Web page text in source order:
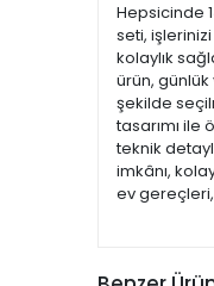
Hepsicinde
seti,
kolaylık
ürün,
şekilde
tasarımı
teknik
imkânı,
ev